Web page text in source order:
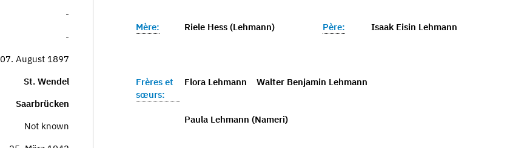
-
-
07. August 1897
St. Wendel
Saarbrücken
Not known
Mère: Riele Hess (Lehmann) Père: Isaak Eisin Lehmann
Frères et
sœurs:
Flora Lehmann Walter Benjamin Lehmann
Paula Lehmann (Nameri)